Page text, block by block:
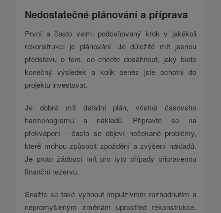
Nedostatečné plánování a příprava
První a často velmi podceňovaný krok v jakékoli
rekonstrukci je plánování. Je důležité mít jasnou
představu o tom, co chcete dosáhnout, jaký bude
konečný výsledek a kolik peněz jste ochotni do
projektu investovat.
Je dobré mít detailní plán, včetně časového
harmonogramu a nákladů. Připravte se na
překvapení - často se objeví nečekané problémy,
které mohou způsobit zpoždění a zvýšení nákladů.
Je proto žádoucí mít pro tyto případy připravenou
finanční rezervu.
Snažte se také vyhnout impulzivním rozhodnutím a
nepromyšleným změnám uprostřed rekonstrukce.